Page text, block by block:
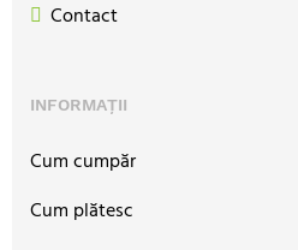
Contact
INFORMAȚII
Cum cumpăr
Cum plătesc